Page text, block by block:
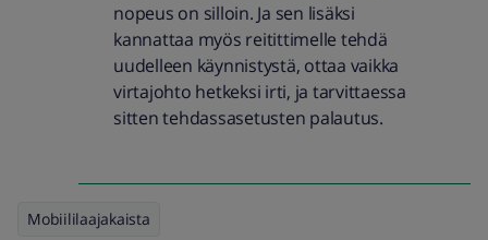
nopeus on silloin. Ja sen lisäksi
kannattaa myös reitittimelle tehdä
uudelleen käynnistystä, ottaa vaikka
virtajohto hetkeksi irti, ja tarvittaessa
sitten tehdassasetusten palautus.
Mobiililaajakaista